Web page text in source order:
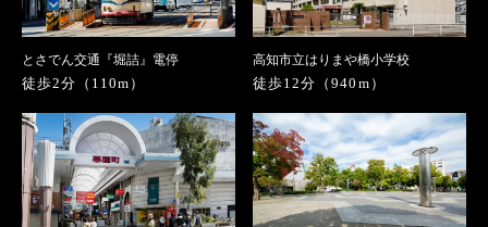
とさでん交通『堀詰』電停
徒歩2分（110m）
高知市立はりまや橋小学校
徒歩12分（940m）